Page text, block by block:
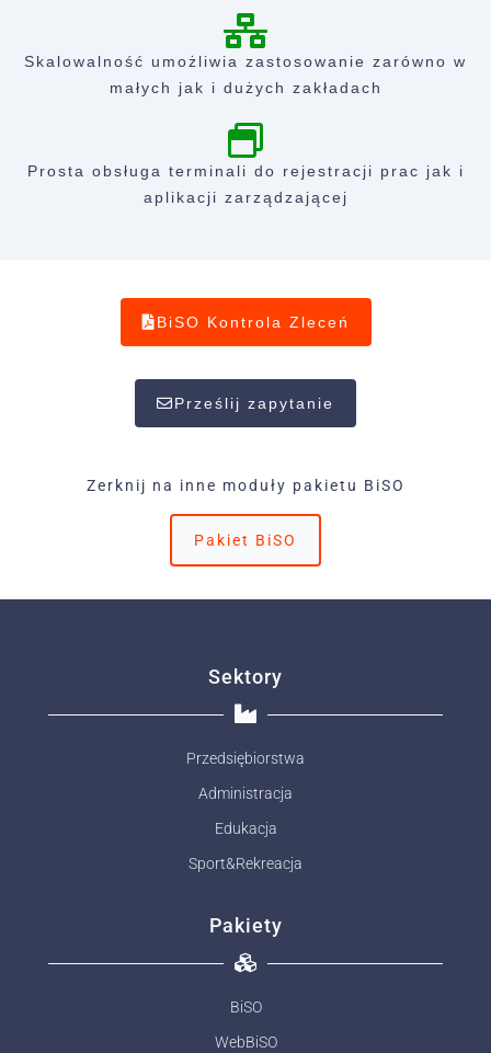
Skalowalność umożliwia zastosowanie zarówno w
małych jak i dużych zakładach
Prosta obsługa terminali do rejestracji prac jak i
aplikacji zarządzającej
BiSO Kontrola Zleceń
Prześlij zapytanie
Zerknij na inne moduły pakietu BiSO
Pakiet BiSO
Sektory
Przedsiębiorstwa
Administracja
Edukacja
Sport&Rekreacja
Pakiety
BiSO
WebBiSO